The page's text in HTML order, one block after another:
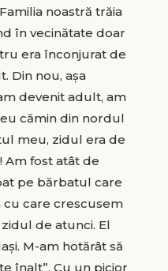
noastră trăia
în vecinătate doar
era înconjurat de
Din nou, așa
devenit adult, am
cămin din nordul
meu, zidul era de
fost atât de
pe bărbatul care
cu care crescusem
de atunci. El
M-am hotărât să
înalt”. Cu un picior